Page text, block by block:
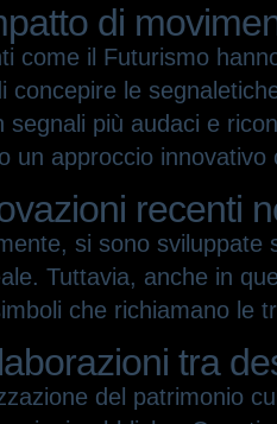
di
come il Futurismo
concepire le
segnali più audaci e
un approccio
recenti
si sono sviluppate
Tuttavia, anche in
che richiamano le
tra
del patrimonio